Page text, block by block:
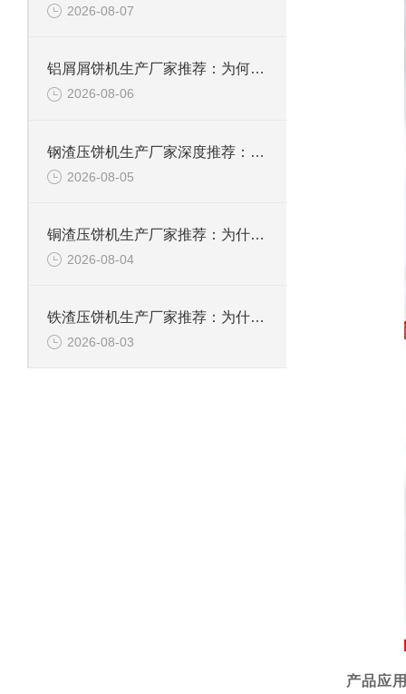
2026-08-07
铝屑屑饼机生产厂家推荐：为何恩派特成为金属回收行业的“隐形优选”？
2026-08-06
钢渣压饼机生产厂家深度推荐：为何恩派特成为高净值产线的优选
2026-08-05
铜渣压饼机生产厂家推荐：为什么恩派特成为众多企业的信赖？
2026-08-04
铁渣压饼机生产厂家推荐：为什么恩派特成为众多企业的优选？
2026-08-03
产品应